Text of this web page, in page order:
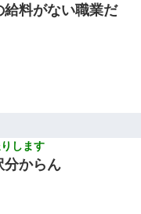
り托卵だったんだ…」
違いだ！取り違え
た結果
料がない職業だ
します
分からん